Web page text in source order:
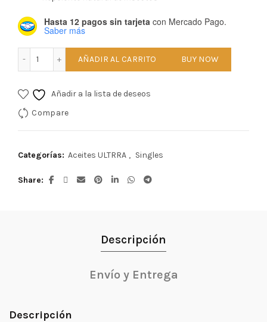
Hasta 12 pagos sin tarjeta con Mercado Pago.
Saber más
Geranium cantidad
AÑADIR AL CARRITO BUY NOW
Añadir a la lista de deseos
Compare
Categorías: Aceites ULTRRA , Singles
Share
Descripción
Envío y Entrega
Descripción